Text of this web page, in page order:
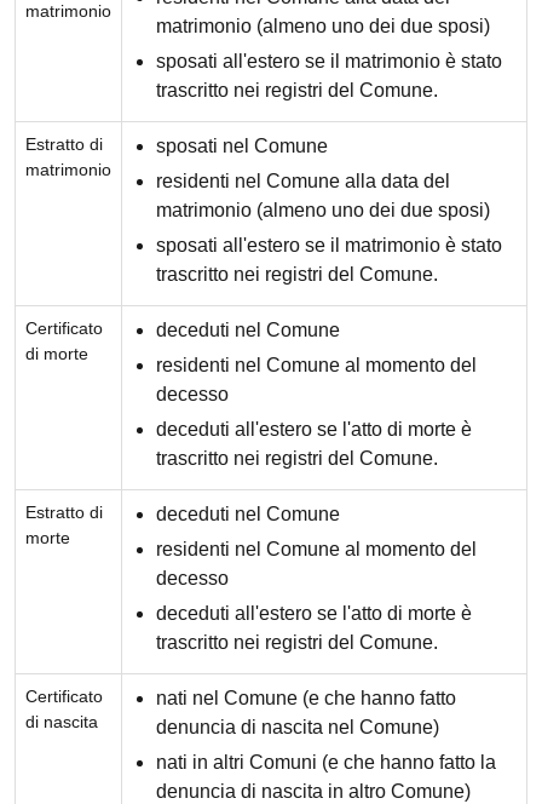
matrimonio
matrimonio (almeno uno dei due sposi)
sposati all'estero se il matrimonio è stato
trascritto nei registri del Comune.
Estratto di
matrimonio
sposati nel Comune
residenti nel Comune alla data del
matrimonio (almeno uno dei due sposi)
sposati all'estero se il matrimonio è stato
trascritto nei registri del Comune.
Certificato
di morte
deceduti nel Comune
residenti nel Comune al momento del
decesso
deceduti all'estero se l'atto di morte è
trascritto nei registri del Comune.
Estratto di
morte
deceduti nel Comune
residenti nel Comune al momento del
decesso
deceduti all'estero se l'atto di morte è
trascritto nei registri del Comune.
Certificato
di nascita
nati nel Comune (e che hanno fatto
denuncia di nascita nel Comune)
nati in altri Comuni (e che hanno fatto la
denuncia di nascita in altro Comune)